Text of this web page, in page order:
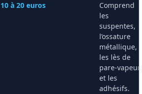
10 à 20 euros
Comprend
les
suspentes,
l’ossature
métallique,
les lès de
pare-vapeur
et les
adhésifs.